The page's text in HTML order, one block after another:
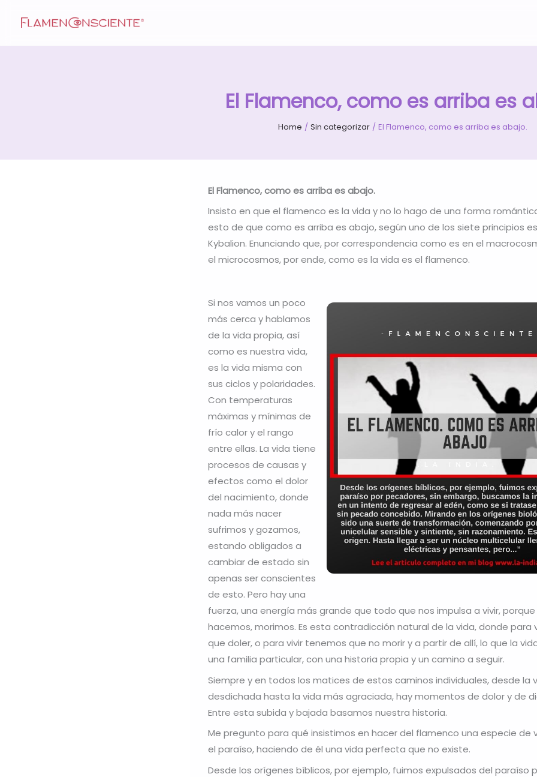
El Flamenco, como es arriba es
Home Sin categorizar El Flamenco, como es arriba es abajo.
El Flamenco, como es arriba es abajo.
Insisto en que el flamenco es la vida y no lo hago de una forma
esto de que como es arriba es abajo, según uno de los siete principios
Kybalion. Enunciando que, por correspondencia como es en el
el microcosmos, por ende, como es la vida es el flamenco.
Si nos vamos un poco
más cerca y hablamos
de la vida propia, así
como es nuestra vida,
es la vida misma con
sus ciclos y polaridades.
Con temperaturas
máximas y mínimas de
frío calor y el rango
entre ellas. La vida tiene
procesos de causas y
efectos como el dolor
del nacimiento, donde
nada más nacer
sufrimos y gozamos,
estando obligados a
cambiar de estado sin
apenas ser conscientes
de esto. Pero hay una
fuerza, una energía más grande que todo que nos impulsa a vivir, porque
hacemos, morimos. Es esta contradicción natural de la vida, donde para
que doler, o para vivir tenemos que no morir y a partir de allí, lo que la
una familia particular, con una historia propia y un camino a seguir.
Siempre y en todos los matices de estos caminos individuales, desde la
desdichada hasta la vida más agraciada, hay momentos de dolor y de
Entre esta subida y bajada basamos nuestra historia.
Me pregunto para qué insistimos en hacer del flamenco una especie de
el paraíso, haciendo de él una vida perfecta que no existe.
Desde los orígenes bíblicos, por ejemplo, fuimos expulsados del paraíso